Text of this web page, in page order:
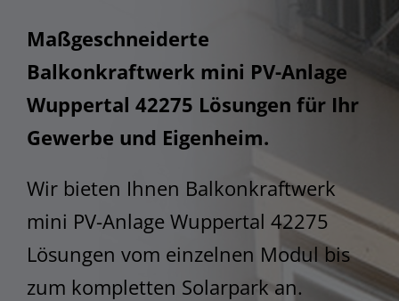
Whalesbot
STEM
Maßgeschneiderte
Balkonkraftwerk mini PV-Anlage
Wuppertal 42275 Lösungen für Ihr
Gewerbe und Eigenheim.
Wir bieten Ihnen Balkonkraftwerk
mini PV-Anlage Wuppertal 42275
Lösungen vom einzelnen Modul bis
zum kompletten Solarpark an.